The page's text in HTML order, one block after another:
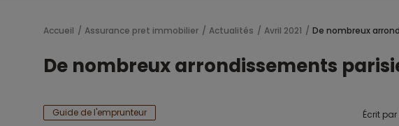
Accueil Assurance pret immobilier Actualités Avril 2021 De nombreux
De nombreux arrondissements
Guide de l'emprunteur Écrit par